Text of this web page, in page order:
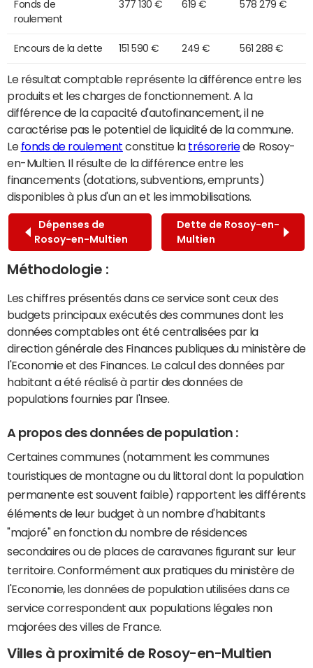
Fonds de
roulement
377 130 € 619 € 578 279 €
Encours de la dette 151 590 € 249 € 561 288 €
Le résultat comptable représente la différence entre les
produits et les charges de fonctionnement. A la
différence de la capacité d'autofinancement, il ne
caractérise pas le potentiel de liquidité de la commune.
Le fonds de roulement constitue la trésoreriede Rosoy-
en-Multien. Il résulte de la différence entre les
financements (dotations, subventions, emprunts)
disponibles à plus d'un an et les immobilisations.
Dépenses de
Rosoy-en-Multien
Dette de Rosoy-en-
Multien
Méthodologie :
Les chiffres présentés dans ce service sont ceux des
budgets principaux exécutés des communes dont les
données comptables ont été centralisées par la
direction générale des Finances publiques du ministère de
l'Economie et des Finances. Le calcul des données par
habitant a été réalisé à partir des données de
populations fournies par l'Insee.
A propos des données de population :
Certaines communes (notamment les communes
touristiques de montagne ou du littoral dont la population
permanente est souvent faible) rapportent les différents
éléments de leur budget à un nombre d'habitants
"majoré" en fonction du nombre de résidences
secondaires ou de places de caravanes figurant sur leur
territoire. Conformément aux pratiques du ministère de
l'Economie, les données de population utilisées dans ce
service correspondent aux populations légales non
majorées des villes de France.
Villes à proximité de Rosoy-en-Multien